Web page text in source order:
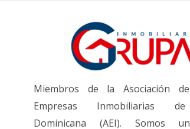
Miembros de la Asociación
Empresas Inmobiliarias de
Dominicana (AEI). Somos